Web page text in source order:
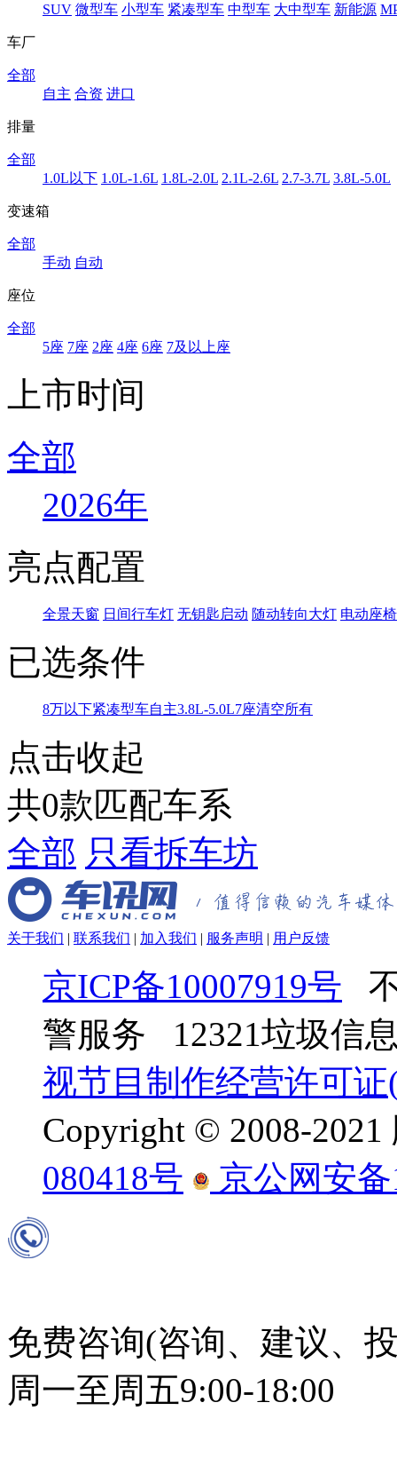
SUV 微型车 小型车 紧凑型车 中型车 大中型车 新能源
车厂
全部
自主 合资 进口
排量
全部
1.0L以下 1.0L-1.6L 1.8L-2.0L 2.1L-2.6L 2.7-3.7L 3.8L-5.0L
变速箱
全部
手动 自动
座位
全部
5座 7座 2座 4座 6座 7及以上座
上市时间
全部
2026年
亮点配置
全景天窗 日间行车灯 无钥匙启动 随动转向大灯 电动座椅
已选条件
8万以下紧凑型车自主3.8L-5.0L7座清空所有
点击收起
共0款匹配车系
全部 只看拆车坊
关于我们 | 联系我们 | 加入我们 | 服务声明 | 用户反馈
京ICP备10007919号
警服务 12321垃圾信
视节目制作经营许可证
Copyright © 2008-
080418号
京公网安备
免费咨询(咨询、建议、
周一至周五9:00-18:00